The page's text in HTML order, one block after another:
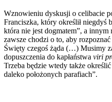
Wznowieniu dyskusji o celibacie
Franciszka, który określił niegdyś
która nie jest dogmatem”, a innym
zawsze chodzi o to, aby
Święty czegoś żąda (…) Musimy
dopuszczenia do kapłaństwa viri
Trzeba będzie wtedy także
daleko położonych parafiach”.